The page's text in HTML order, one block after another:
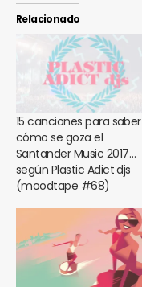
Relacionado
15 canciones para saber
cómo se goza el
Santander Music 2017…
según Plastic Adict djs
(moodtape #68)